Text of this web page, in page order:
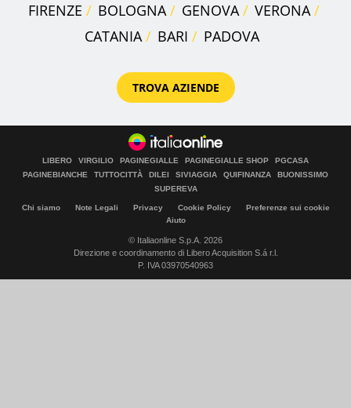
FIRENZE
BOLOGNA GENOVA
VERONA
CATANIA
BARI PADOVA
TROVA AZIENDE
LIBERO VIRGILIO PAGINEGIALLE PAGINEGIALLE SHOP
PGCASA
PAGINEBIANCHE
TUTTOCITTÀ DILEI SIVIAGGIA QUIFINANZA
BUONISSIMO
SUPEREVA
Chi siamo Note Legali Privacy Cookie Policy
Preferenze sui cookie
Aiuto
© Italiaonline S.p.A. 2026
Direzione e coordinamento di Libero Acquisition S.á r.l.
P. IVA 03970540963